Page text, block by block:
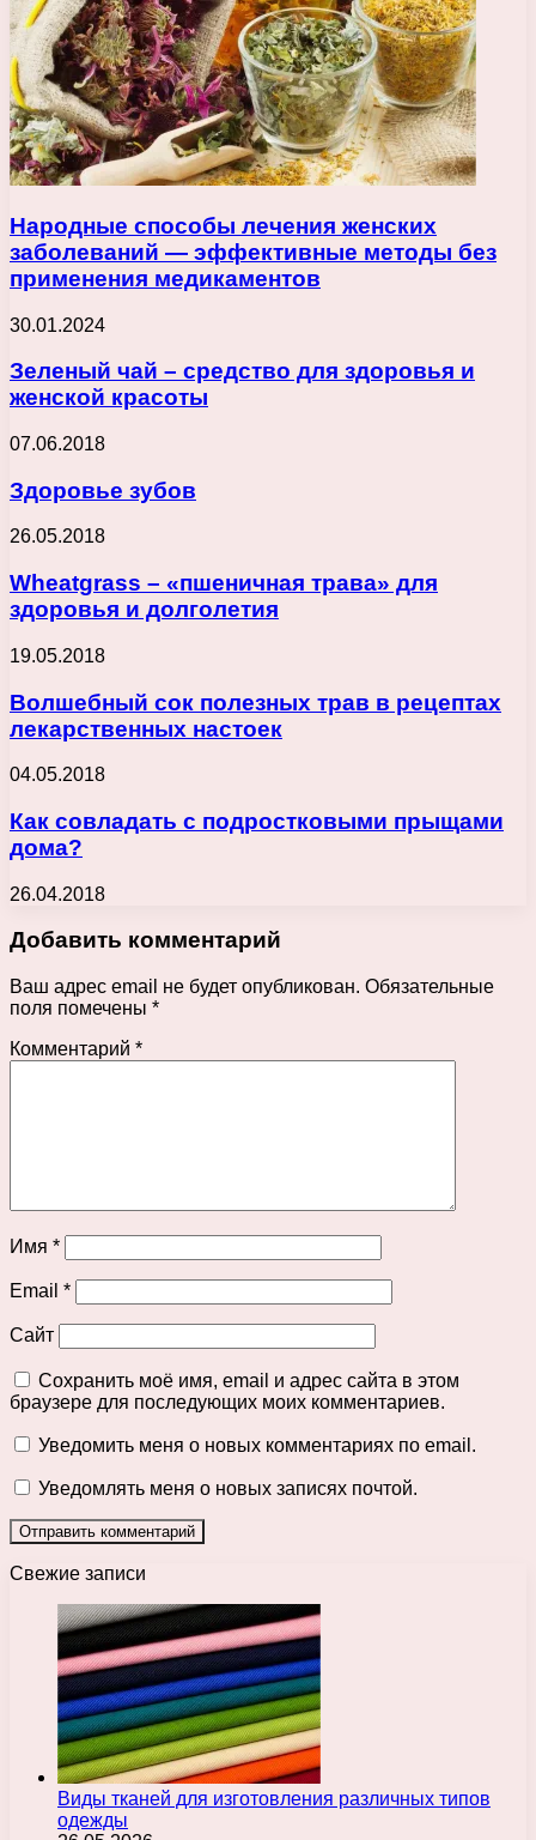
Народные способы лечения женских
заболеваний — эффективные методы без
применения медикаментов
30.01.2024
Зеленый чай – средство для здоровья и
женской красоты
07.06.2018
Здоровье зубов
26.05.2018
Wheatgrass – «пшеничная трава» для
здоровья и долголетия
19.05.2018
Волшебный сок полезных трав в рецептах
лекарственных настоек
04.05.2018
Как совладать с подростковыми прыщами
дома?
26.04.2018
Добавить комментарий
Ваш адрес email не будет опубликован. Обязательные
поля помечены *
Комментарий *
Имя *
Email *
Сайт
Сохранить моё имя, email и адрес сайта в этом
браузере для последующих моих комментариев.
Уведомить меня о новых комментариях по email.
Уведомлять меня о новых записях почтой.
Свежие записи
Виды тканей для изготовления различных типов
одежды